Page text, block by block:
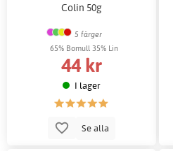
Colin 50g
5 färger
65% Bomull 35% Lin
44 kr
I lager
Se alla